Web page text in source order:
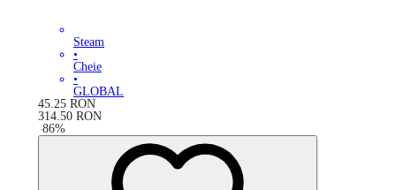
Steam
•
Cheie
•
GLOBAL
45.25 RON
314.50 RON
-86%